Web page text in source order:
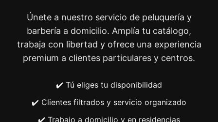
Únete a nuestro servicio de peluquería y
barbería a domicilio. Amplía tu catálogo,
trabaja con libertad y ofrece una experiencia
premium a clientes particulares y centros.
✔️ Tú eliges tu disponibilidad
✔️ Clientes filtrados y servicio organizado
✔️ Trabajo a domicilio y en residencias